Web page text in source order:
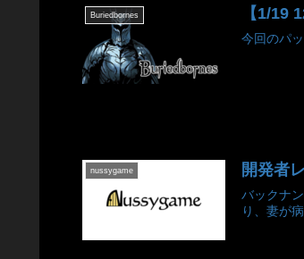
Buriedbornes 【1/19
今回のパ
nussygame 開発者
バックナ
り、妻が